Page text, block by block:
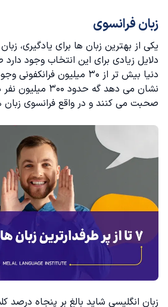
زبان فرانسوی
یکی از بهترین زبان ها برای یادگیری،
دلایل زیادی برای این انتخاب وجود
دنیا بیش تر از ۳۰ میلیون
نشان می دهد گه حدود
صحبت می کنند و در واقع فرانسوی
زبان انگلیسی شاید بالغ بر پنجاه درصد